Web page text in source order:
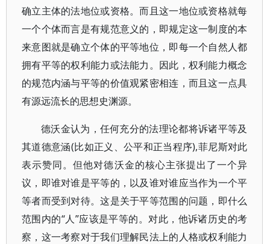
确立主体的法地位或资格。而且这一地位或资格就每
一个个体而言是有规范意义的，即规定这一制度的本
来意图就是确立个体的平等地位，即每一个自然人都
拥有平等的权利能力或法能力。因此，权利能力概念
的规范内涵与平等的价值观紧密相连，而且这一点具
有源远流长的思想史渊源。
德沃金认为，任何充分的法理论都将诉诸平等及
其道德意涵(比如正义、公平和正当程序),菲尼斯对此
表示赞同。但他对德沃金的核心主张提出了一个异
议，即谁对谁是平等的，以及谁对谁应当作为一个平
等者而受到对待。这是关于平等范围的问题，即什么
范围内的“人”应该是平等的。对此，他诉诸历史的考
察，这一考察对于我们理解民法上的人格或权利能力